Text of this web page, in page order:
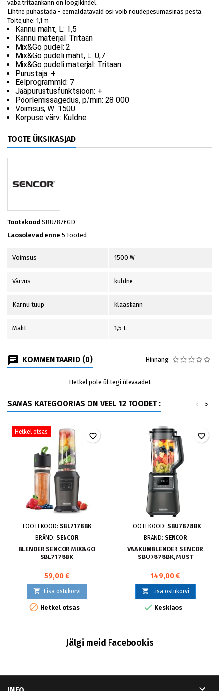
vaba tritaankann on löögikindel.
Lihtne puhastada - eemaldatavaid osi võib nõudepesumasinas pesta.
Toitejuhe: 1,1 m
Kannu maht, L: 1,5
Kannu materjal: Tritaan
Mix&Go pudel: 2
Mix&Go pudeli maht, L: 0,7
Mix&Go pudeli materjal: Tritaan
Purustaja: +
Eelprogrammid: 7
Jääpurustusfunktsioon: +
Pöörlemissagedus, p/min: 28 000
Võimsus, W: 1500
Korpuse värv: Kuldne
TOOTE ÜKSIKASJAD
Tootekood SBU7876GD
Laosolevad enne 5 Tooted
Võimsus 1500 W
Värvus kuldne
Kannu tüüp klaaskann
Maht 1,5 L
KOMMENTAARID (0) Hinnang
Hetkel pole ühtegi ülevaadet
SAMAS KATEGOORIAS ON VEEL 12 TOODET : >
<
Hetkel otsas
TOOTEKOOD: SBL7178BK
BRÄND: SENCOR
BLENDER SENCOR MIX&GO
SBL7178BK
59,00 €
 Lisa ostukorvi
 Hetkel otsas
favorite_border
TOOTEKOOD: SBU7878BK
BRÄND: SENCOR
VAAKUMBLENDER SENCOR
SBU7878BK, MUST
149,00 €
 Lisa ostukorvi
 Kesklaos
favorite_border
Jälgi meid Facebookis